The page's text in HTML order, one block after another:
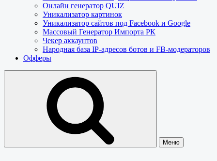
Онлайн генератор QUIZ
Уникализатор картинок
Уникализатор сайтов под Facebook и Google
Массовый Генератор Импорта РК
Чекер аккаунтов
Народная база IP-адресов ботов и FB-модераторов
Офферы
Меню